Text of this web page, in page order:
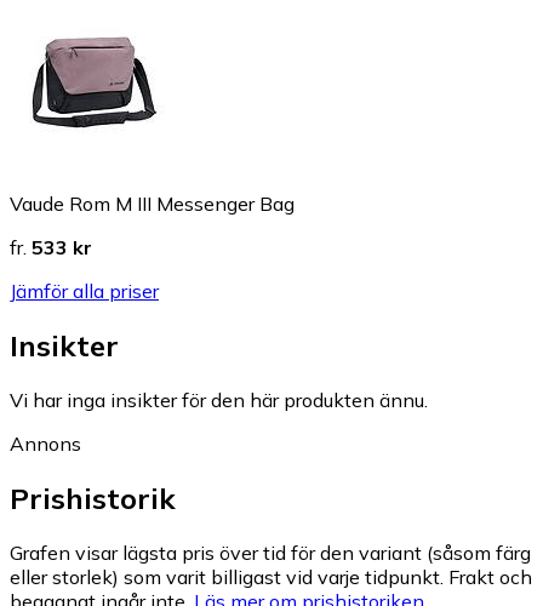
Vaude Rom M III Messenger Bag
fr. 533 kr
Jämför alla priser
Insikter
Vi har inga insikter för den här produkten ännu.
Annons
Prishistorik
Grafen visar lägsta pris över tid för den variant (såsom färg
eller storlek) som varit billigast vid varje tidpunkt. Frakt och